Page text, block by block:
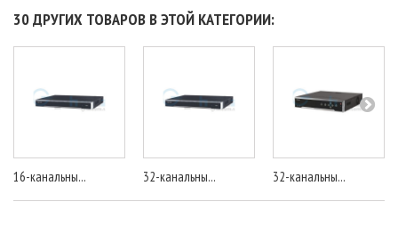
30 ДРУГИХ ТОВАРОВ В ЭТОЙ КАТЕГОРИИ:
16-канальны... 32-канальны... 32-канальны...